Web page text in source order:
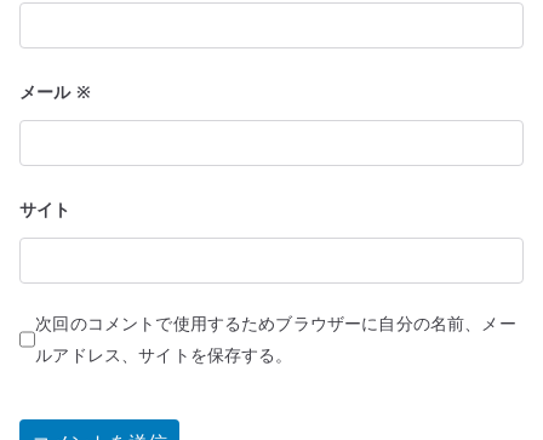
メール ※
サイト
次回のコメントで使用するためブラウザーに自分の名前、メー
ルアドレス、サイトを保存する。